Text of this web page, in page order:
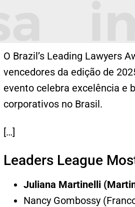
O Brazil’s Leading Lawyers
vencedores da edição de
evento celebra excelência e
corporativos no Brasil.
[…]
Leaders League
Juliana Martinelli
Nancy Gombossy